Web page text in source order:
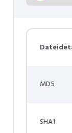
MD5
SHA1